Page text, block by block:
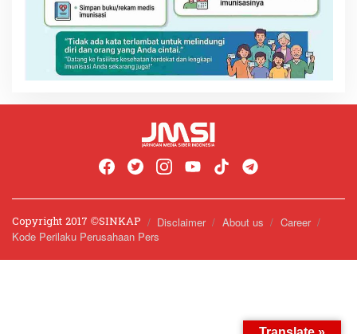
Copyright 2017 ©️SINKAP Disclaimer About us
Career
Kode Perilaku Perusahaan Pers